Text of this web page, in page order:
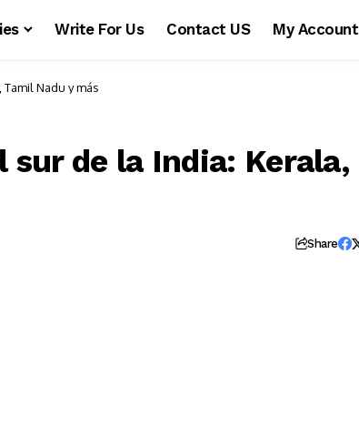
Write For Us Contact US My Account
Nadu y más
sur de la India: Kerala,
Share